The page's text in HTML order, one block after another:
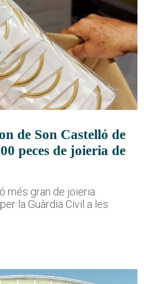
de Son Castelló de
peces de joieria de
més gran de joieria
la Guàrdia Civil a les